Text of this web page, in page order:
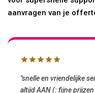
aanvragen van je
"snelle en vriendelijke
altijd AAN (: fijne